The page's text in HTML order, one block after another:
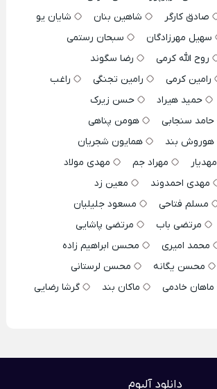
صادق کارگر شاهین بنان
شایان یو
سهیل مهرزادگان
سبحان رستمی
روح الله کرمی
رضا سگوند
رامین کرمی رامین تجنگی
راغب
حمید هیراد
حسن زیرک
حامد سنجابی
هومن پناهی
هوروش بند
همایون شجریان
مهدیار مهراد جم
مهدی مولاد
مهدی احمدوند
معین زد
مسلم فتاحی
مسعود جلیلیان
مرتضی باب
مرتضی پاشایی
محمد امیری
محسن ابراهیم زاده
محسن یگانه
محسن لرستانی
ماهان خادمی ماکان بند
گرشا رضایی
دانلود آلبوم